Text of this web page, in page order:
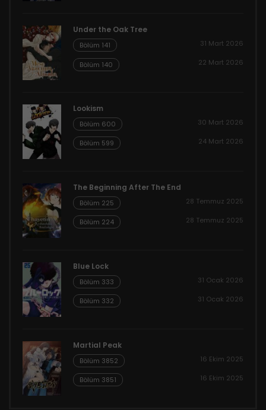
Under the Oak Tree
Bölüm 141 31 Mart 2026
Bölüm 140 22 Mart 2026
Lookism
Bölüm 600 30 Mart 2026
Bölüm 599 24 Mart 2026
The Beginning After The End
Bölüm 225 28 Temmuz 2025
Bölüm 224 28 Temmuz 2025
Blue Lock
Bölüm 333 31 Ocak 2026
Bölüm 332 31 Ocak 2026
Martial Peak
Bölüm 3852 16 Ekim 2025
Bölüm 3851 16 Ekim 2025